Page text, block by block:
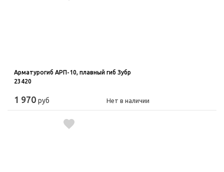
Арматурогиб АРП-10, плавный гиб Зубр
23420
1 970 руб Нет в наличии